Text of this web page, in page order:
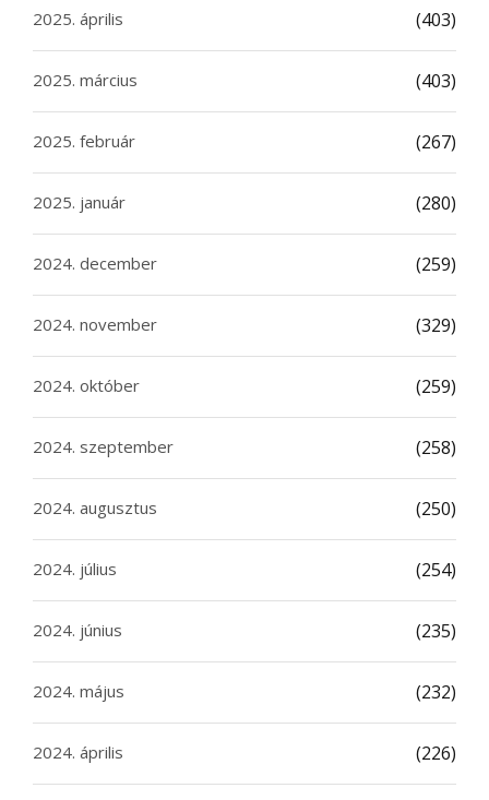
2025. április (403)
2025. március (403)
2025. február (267)
2025. január (280)
2024. december (259)
2024. november (329)
2024. október (259)
2024. szeptember (258)
2024. augusztus (250)
2024. július (254)
2024. június (235)
2024. május (232)
2024. április (226)